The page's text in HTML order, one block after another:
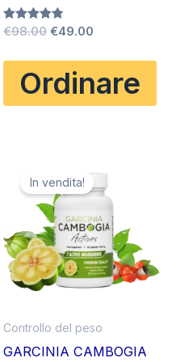
Valutato
€98.00 Il
originale
era:
€98.00.
€49.00
attuale
è:
€49.00.
Ordinare
In vendita!
Controllo del peso
GARCINIA CAMBOGIA